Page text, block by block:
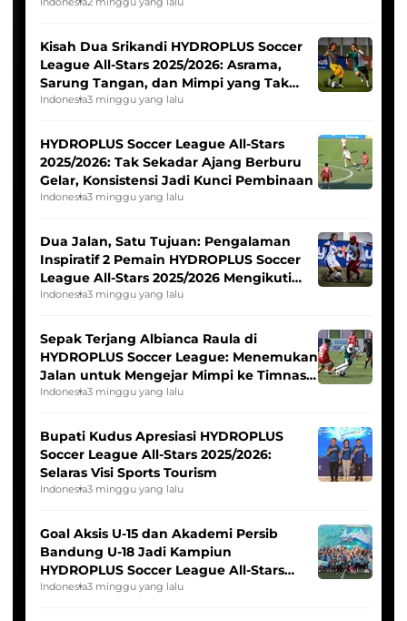
Tim Asia
Kisah Dua Srikandi HYDROPLUS Soccer
League All-Stars 2025/2026: Asrama,
Sarung Tangan, dan Mimpi yang Tak
Pernah Padam
Indonesia3 minggu yang lalu
HYDROPLUS Soccer League All-Stars
2025/2026: Tak Sekadar Ajang Berburu
Gelar, Konsistensi Jadi Kunci Pembinaan
Indonesia3 minggu yang lalu
Dua Jalan, Satu Tujuan: Pengalaman
Inspiratif 2 Pemain HYDROPLUS Soccer
League All-Stars 2025/2026 Mengikuti
Seleksi Timnas Indonesia Putri
Indonesia3 minggu yang lalu
Sepak Terjang Albianca Raula di
HYDROPLUS Soccer League: Menemukan
Jalan untuk Mengejar Mimpi ke Timnas
Indonesia Putri
Indonesia3 minggu yang lalu
Bupati Kudus Apresiasi HYDROPLUS
Soccer League All-Stars 2025/2026:
Selaras Visi Sports Tourism
Indonesia3 minggu yang lalu
Goal Aksis U-15 dan Akademi Persib
Bandung U-18 Jadi Kampiun
HYDROPLUS Soccer League All-Stars
2025/2026
Indonesia3 minggu yang lalu